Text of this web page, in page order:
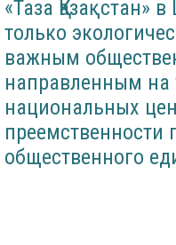
«Таза Қазақстан»
только
важным
направленным на
национальных
преемственности
общественного